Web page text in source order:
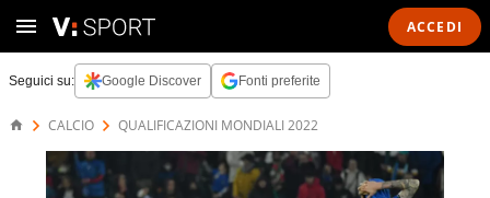
ACCEDI
Seguici su: Google Discover Fonti preferite
CALCIO QUALIFICAZIONI MONDIALI 2022